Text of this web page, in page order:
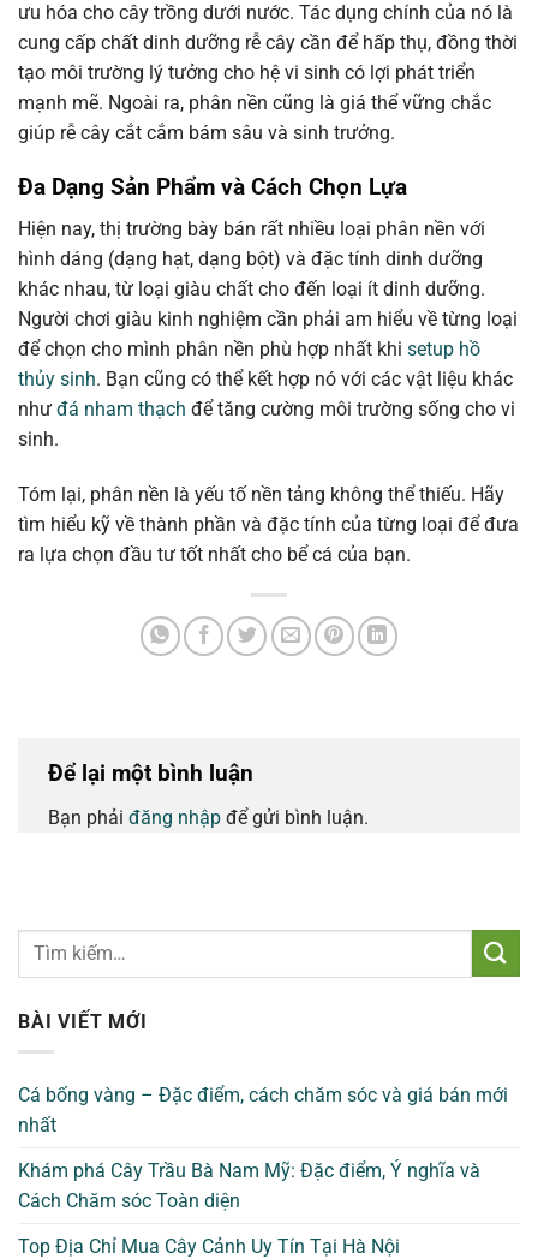
ưu hóa cho cây trồng dưới nước. Tác dụng chính của nó là
cung cấp chất dinh dưỡng rễ cây cần để hấp thụ, đồng thời
tạo môi trường lý tưởng cho hệ vi sinh có lợi phát triển
mạnh mẽ. Ngoài ra, phân nền cũng là giá thể vững chắc
giúp rễ cây cắt cắm bám sâu và sinh trưởng.
Đa Dạng Sản Phẩm và Cách Chọn Lựa
Hiện nay, thị trường bày bán rất nhiều loại phân nền với
hình dáng (dạng hạt, dạng bột) và đặc tính dinh dưỡng
khác nhau, từ loại giàu chất cho đến loại ít dinh dưỡng.
Người chơi giàu kinh nghiệm cần phải am hiểu về từng loại
để chọn cho mình phân nền phù hợp nhất khi setup hồ
thủy sinh. Bạn cũng có thể kết hợp nó với các vật liệu khác
như đá nham thạch để tăng cường môi trường sống cho vi
sinh.
Tóm lại, phân nền là yếu tố nền tảng không thể thiếu. Hãy
tìm hiểu kỹ về thành phần và đặc tính của từng loại để đưa
ra lựa chọn đầu tư tốt nhất cho bể cá của bạn.
Để lại một bình luận
Bạn phải đăng nhập để gửi bình luận.
BÀI VIẾT MỚI
Cá bống vàng – Đặc điểm, cách chăm sóc và giá bán mới
nhất
Khám phá Cây Trầu Bà Nam Mỹ: Đặc điểm, Ý nghĩa và
Cách Chăm sóc Toàn diện
Top Địa Chỉ Mua Cây Cảnh Uy Tín Tại Hà Nội